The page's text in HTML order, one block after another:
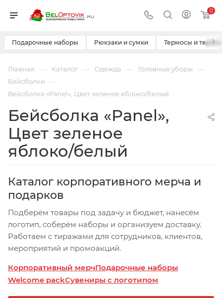
0
Подарочные наборы Рюкзаки и сумки Термосы и ›
Главная — Каталог — Одежда — Головные уборы —
Бейсболки —
Бейсболка «Panel», Цвет зеленое яблоко/белый
Бейсболка «Panel»,
Цвет зеленое
яблоко/белый
Каталог корпоративного мерча и
подарков
Подберём товары под задачу и бюджет, нанесём
логотип, соберём наборы и организуем доставку.
Работаем с тиражами для сотрудников, клиентов,
мероприятий и промоакций.
Корпоративный мерчПодарочные наборы
Welcome packСувениры с логотипом